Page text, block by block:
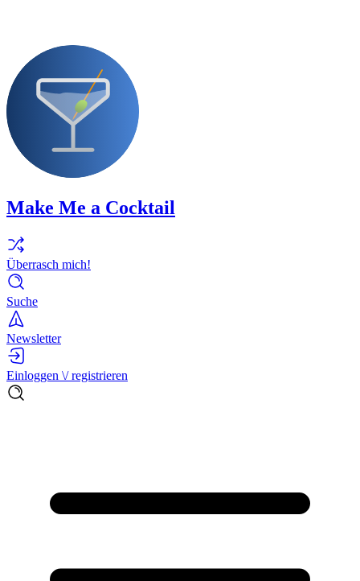
Make Me a Cocktail
Überrasch mich!
Suche
Newsletter
Einloggen \/ registrieren